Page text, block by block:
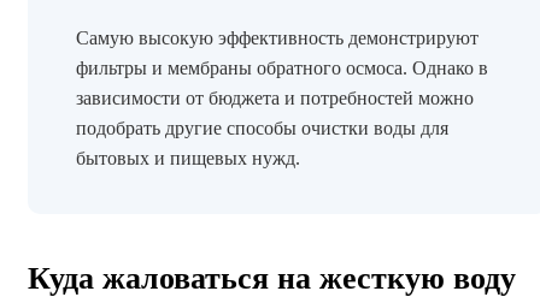
Самую высокую эффективность демонстрируют
фильтры и мембраны обратного осмоса. Однако в
зависимости от бюджета и потребностей можно
подобрать другие способы очистки воды для
бытовых и пищевых нужд.
Куда жаловаться на жесткую воду